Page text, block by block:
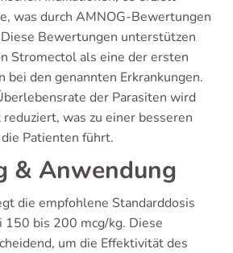
was durch AMNOG-Bewertungen
Bewertungen unterstützen
Stromectol als eine der ersten
den genannten Erkrankungen.
der Parasiten wird
was zu einer besseren
Patienten führt.
& Anwendung
die empfohlene Standarddosis
150 bis 200 mcg/kg. Diese
um die Effektivität des